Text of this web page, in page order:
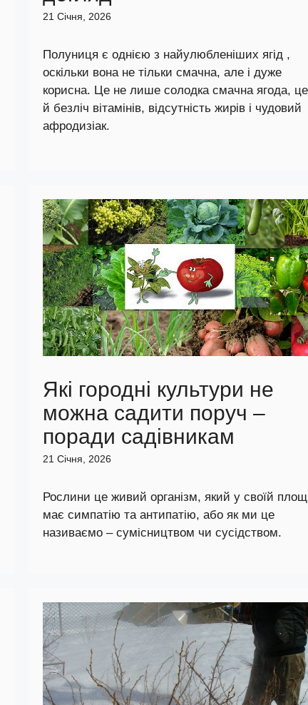
21 Січня, 2026
Полуниця є однією з найулюбленіших ягід ,
оскільки вона не тільки смачна, але і дуже
корисна. Це не лише солодка смачна ягода,
й безліч вітамінів, відсутність жирів і чудовий
афродизіак.
Які городні культури не
можна садити поруч –
поради садівникам
21 Січня, 2026
Рослини це живий організм, який у своїй
має симпатію та антипатію, або як ми це
називаємо – сумісництвом чи сусідством.